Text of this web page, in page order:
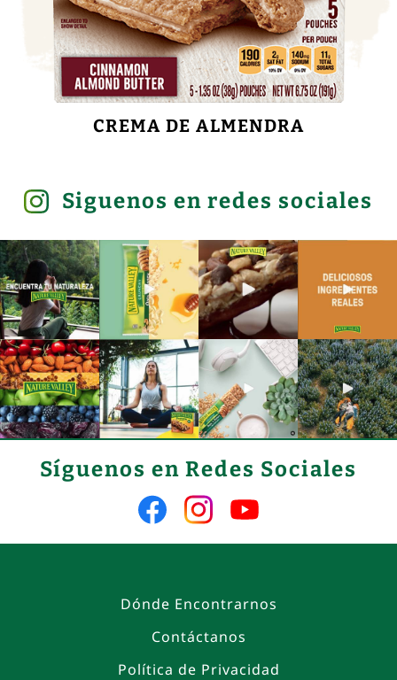
CREMA DE ALMENDRA
Siguenos en redes sociales
Síguenos en Redes Sociales
Síguenos
en
Facebook
Síguenos
en
Instagram
Síguenos
en
Dónde Encontrarnos
Contáctanos
Política de Privacidad